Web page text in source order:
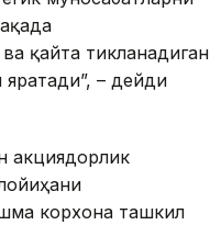
қайта тикланадиган
– дейди
акциядорлик
корхона ташкил